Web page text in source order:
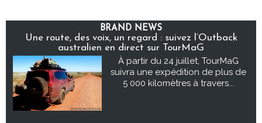
BRAND NEWS
Une route, des voix, un regard : suivez l’Outback
australien en direct sur TourMaG
À partir du 24 juillet, TourMaG
suivra une expédition de plus de
5 000 kilomètres à travers...